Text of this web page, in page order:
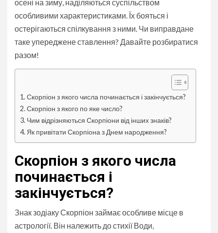
осені на зиму, наділяються суспільством
особливими характеристиками. Їх бояться і
остерігаються спілкування з ними. Чи виправдане
таке упереджене ставлення? Давайте розбиратися
разом!
Скорпіон з якого числа починається і закінчується?
Скорпіон з якого по яке число?
Чим відрізняються Скорпіони від інших знаків?
Як привітати Скорпіона з Днем народження?
Скорпіон з якого числа
починається і
закінчується?
Знак зодіаку Скорпіон займає особливе місце в
астрології. Він належить до стихії Води,